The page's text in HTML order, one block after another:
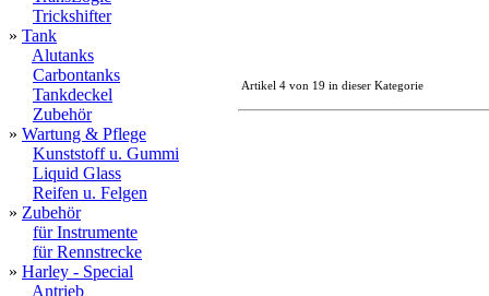
Trickshifter
» Tank
Alutanks
Carbontanks
Tankdeckel
Zubehör
» Wartung & Pflege
Kunststoff u. Gummi
Liquid Glass
Reifen u. Felgen
» Zubehör
für Instrumente
für Rennstrecke
» Harley - Special
Antrieb
Artikel 4 von 19 in dieser Kategorie